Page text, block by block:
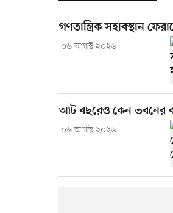
গণতান্ত্রিক সহাবস্থান
০৬ আগস্ট ২০২৬
আট বছরেও কেন ভবনের
০৬ আগস্ট ২০২৬